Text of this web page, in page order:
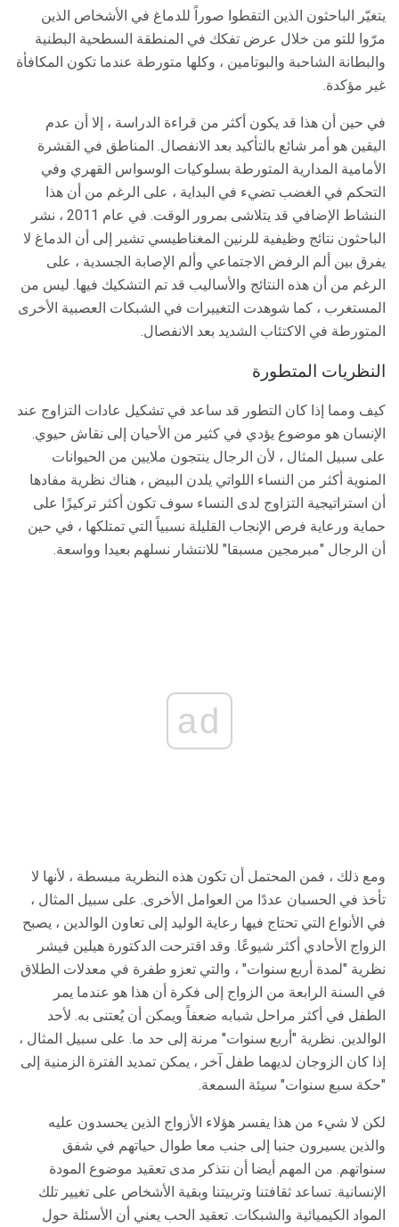
يتغيّر الباحثون الذين التقطوا صوراً للدماغ في الأشخاص الذين
مرّوا للتو من خلال عرض تفكك في المنطقة السطحية البطنية
والبطانة الشاحبة والبوتامين ، وكلها متورطة عندما تكون المكافأة
غير مؤكدة.
في حين أن هذا قد يكون أكثر من قراءة الدراسة ، إلا أن عدم
اليقين هو أمر شائع بالتأكيد بعد الانفصال. المناطق في القشرة
الأمامية المدارية المتورطة بسلوكيات الوسواس القهري وفي
التحكم في الغضب تضيء في البداية ، على الرغم من أن هذا
النشاط الإضافي قد يتلاشى بمرور الوقت. في عام 2011 ، نشر
الباحثون نتائج وظيفية للرنين المغناطيسي تشير إلى أن الدماغ لا
يفرق بين ألم الرفض الاجتماعي وألم الإصابة الجسدية ، على
الرغم من أن هذه النتائج والأساليب قد تم التشكيك فيها. ليس من
المستغرب ، كما شوهدت التغييرات في الشبكات العصبية الأخرى
المتورطة في الاكتئاب الشديد بعد الانفصال.
النظريات المتطورة
كيف ومما إذا كان التطور قد ساعد في تشكيل عادات التزاوج عند
الإنسان هو موضوع يؤدي في كثير من الأحيان إلى نقاش حيوي.
على سبيل المثال ، لأن الرجال ينتجون ملايين من الحيوانات
المنوية أكثر من النساء اللواتي يلدن البيض ، هناك نظرية مفادها
أن استراتيجية التزاوج لدى النساء سوف تكون أكثر تركيزًا على
حماية ورعاية فرص الإنجاب القليلة نسبياً التي تمتلكها ، في حين
أن الرجال "مبرمجين مسبقا" للانتشار نسلهم بعيدا وواسعة.
ad
ومع ذلك ، فمن المحتمل أن تكون هذه النظرية مبسطة ، لأنها لا
تأخذ في الحسبان عددًا من العوامل الأخرى. على سبيل المثال ،
في الأنواع التي تحتاج فيها رعاية الوليد إلى تعاون الوالدين ، يصبح
الزواج الأحادي أكثر شيوعًا. وقد اقترحت الدكتورة هيلين فيشر
نظرية "لمدة أربع سنوات" ، والتي تعزو طفرة في معدلات الطلاق
في السنة الرابعة من الزواج إلى فكرة أن هذا هو عندما يمر
الطفل في أكثر مراحل شبابه ضعفاً ويمكن أن يُعتنى به. لأحد
الوالدين. نظرية "أربع سنوات" مرنة إلى حد ما. على سبيل المثال ،
إذا كان الزوجان لديهما طفل آخر ، يمكن تمديد الفترة الزمنية إلى
"حكة سبع سنوات" سيئة السمعة.
لكن لا شيء من هذا يفسر هؤلاء الأزواج الذين يحسدون عليه
والذين يسيرون جنبا إلى جنب معا طوال حياتهم في شفق
سنواتهم. من المهم أيضا أن نتذكر مدى تعقيد موضوع المودة
الإنسانية. تساعد ثقافتنا وتربيتنا وبقية الأشخاص على تغيير تلك
المواد الكيميائية والشبكات. تعقيد الحب يعني أن الأسئلة حول